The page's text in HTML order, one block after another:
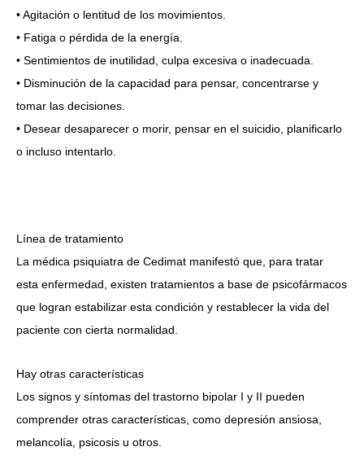
• Agitación o lentitud de los movimientos.
• Fatiga o pérdida de la energía.
• Sentimientos de inutilidad, culpa excesiva o inadecuada.
• Disminución de la capacidad para pensar, concentrarse y
tomar las decisiones.
• Desear desaparecer o morir, pensar en el suicidio, planificarlo
o incluso intentarlo.
Línea de tratamiento
La médica psiquiatra de Cedimat manifestó que, para tratar
esta enfermedad, existen tratamientos a base de psicofármacos
que logran estabilizar esta condición y restablecer la vida del
paciente con cierta normalidad.
Hay otras características
Los signos y síntomas del trastorno bipolar I y II pueden
comprender otras características, como depresión ansiosa,
melancolía, psicosis u otros.